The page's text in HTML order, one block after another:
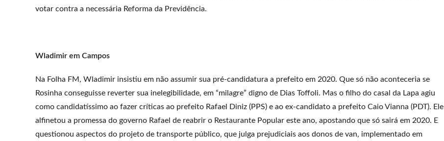
votar contra a necessária Reforma da Previdência.
Wladimir em Campos
Na Folha FM, Wladimir insistiu em não assumir sua pré-candidatura a prefeito em 2020. Que só não aconteceria se
Rosinha conseguisse reverter sua inelegibilidade, em “milagre” digno de Dias Toffoli. Mas o filho do casal da Lapa agiu
como candidatíssimo ao fazer críticas ao prefeito Rafael Diniz (PPS) e ao ex-candidato a prefeito Caio Vianna (PDT). Ele
alfinetou a promessa do governo Rafael de reabrir o Restaurante Popular este ano, apostando que só sairá em 2020. E
questionou aspectos do projeto de transporte público, que julga prejudiciais aos donos de van, implementado em